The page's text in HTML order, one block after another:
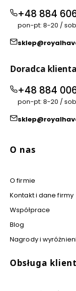
+48 884
pon-pt: 8-20 /
Doradca
+48 884
pon-pt: 8-20 /
Linki w stopce
O nas
O firmie
Kontakt i dane firmy
Współprace
Blog
Nagrody i
Obsługa